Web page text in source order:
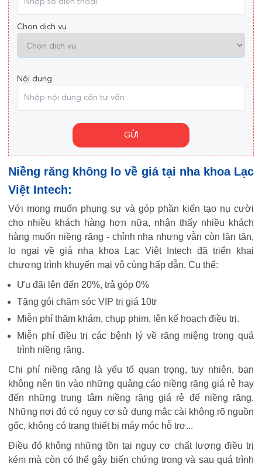
Chọn dịch vụ
Nội dung
GỬI
Niềng răng không lo về giá tại nha khoa Lạc
Việt Intech:
Với mong muốn phụng sự và góp phần kiến tạo nụ cười
cho nhiều khách hàng hơn nữa, nhận thấy nhiều khách
hàng muốn niềng răng - chỉnh nha nhưng vẫn còn lăn tăn,
lo ngại về giá nha khoa Lạc Việt Intech đã triển khai
chương trình khuyến mại vô cùng hấp dẫn. Cụ thể:
Ưu đãi lên đến 20%, trả góp 0%
Tặng gói chăm sóc VIP trị giá 10tr
Miễn phí thăm khám, chụp phim, lên kế hoạch điều trị.
Miễn phí điều trị các bệnh lý về răng miệng trong quá
trình niềng răng.
Chi phí niềng răng là yếu tố quan trọng, tuy nhiên, bạn
không nên tin vào những quảng cáo niềng răng giá rẻ hay
đến những trung tâm niềng răng giá rẻ để niềng răng.
Những nơi đó có nguy cơ sử dụng mắc cài không rõ nguồn
gốc, không có trang thiết bị máy móc hỗ trợ...
Điều đó không những tồn tại nguy cơ chất lượng điều trị
kém mà còn có thể gây biến chứng trong và sau quá trình